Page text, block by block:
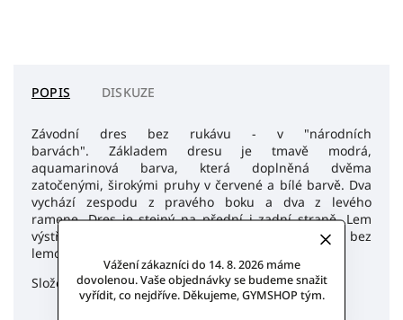
Vážení zákazníci do 14. 8. 2026 máme
dovolenou. Vaše objednávky se budeme snažit
vyřídit, co nejdříve. Děkujeme, GYMSHOP tým.
POPIS DISKUZE
Závodní dres bez rukávu - v "národních
barvách". Základem dresu je tmavě modrá,
aquamarinová barva, která doplněná dvěma
zatočenými, širokými pruhy v červené a bílé barvě. Dva
vychází zespodu z pravého boku a dva z levého
ramene. Dres je stejný na přední i zadní straně. Lem
výstřihu je v jasně červené barvě. Rukávy jsou bez
lemování. Výstřih je vpředu i vzadu mírně do V.
Složení látky: 82% nylon a 18% spandex - (200 g/m2)